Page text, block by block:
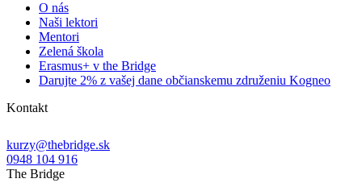
O nás
Naši lektori
Mentori
Zelená škola
Erasmus+ v the Bridge
Darujte 2% z vašej dane občianskemu združeniu Kogneo
Kontakt
kurzy@thebridge.sk
0948 104 916
The Bridge